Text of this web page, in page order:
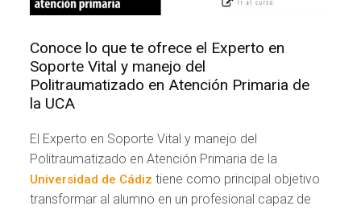
Conoce lo que te ofrece el Experto en
Soporte Vital y manejo del
Politraumatizado en Atención Primaria de
la UCA
El Experto en Soporte Vital y manejo del
Politraumatizado en Atención Primaria de la
Universidad de Cádiz tiene como principal objetivo
transformar al alumno en un profesional capaz de